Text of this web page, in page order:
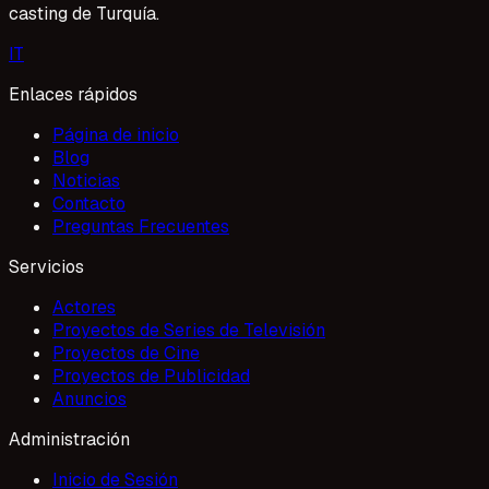
casting de Turquía.
IT
Enlaces rápidos
Página de inicio
Blog
Noticias
Contacto
Preguntas Frecuentes
Servicios
Actores
Proyectos de Series de Televisión
Proyectos de Cine
Proyectos de Publicidad
Anuncios
Administración
Inicio de Sesión